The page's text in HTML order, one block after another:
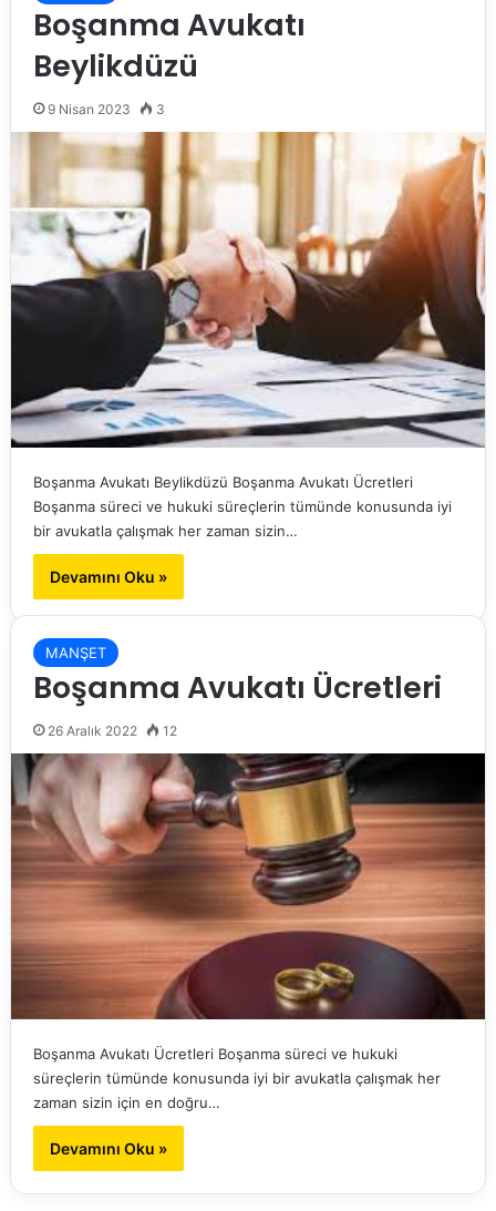
Boşanma Avukatı
Beylikdüzü
9 Nisan 2023 3
Boşanma Avukatı Beylikdüzü Boşanma Avukatı Ücretleri
Boşanma süreci ve hukuki süreçlerin tümünde konusunda iyi
bir avukatla çalışmak her zaman sizin…
Devamını Oku »
MANŞET
Boşanma Avukatı Ücretleri
26 Aralık 2022 12
Boşanma Avukatı Ücretleri Boşanma süreci ve hukuki
süreçlerin tümünde konusunda iyi bir avukatla çalışmak her
zaman sizin için en doğru…
Devamını Oku »